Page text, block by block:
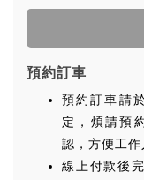
預約訂車
預約訂車請
定，煩請預
認，方便工作
線上付款後